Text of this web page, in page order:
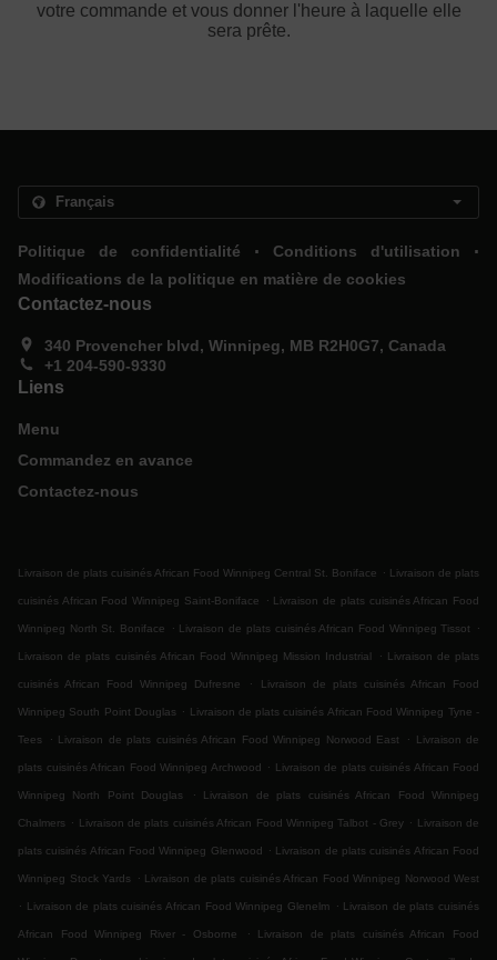
votre commande et vous donner l'heure à laquelle elle
sera prête.
Politique de confidentialité . Conditions d'utilisation .
Modifications de la politique en matière de cookies
Contactez-nous
340 Provencher blvd, Winnipeg, MB R2H0G7, Canada
+1 204-590-9330
Liens
Menu
Commandez en avance
Contactez-nous
Livraison de plats cuisinés African Food Winnipeg Central St. Boniface . Livraison de plats
cuisinés African Food Winnipeg Saint-Boniface . Livraison de plats cuisinés African Food
Winnipeg North St. Boniface . Livraison de plats cuisinés African Food Winnipeg Tissot .
Livraison de plats cuisinés African Food Winnipeg Mission Industrial . Livraison de plats
cuisinés African Food Winnipeg Dufresne . Livraison de plats cuisinés African Food
Winnipeg South Point Douglas . Livraison de plats cuisinés African Food Winnipeg Tyne -
Tees . Livraison de plats cuisinés African Food Winnipeg Norwood East . Livraison de
plats cuisinés African Food Winnipeg Archwood . Livraison de plats cuisinés African Food
Winnipeg North Point Douglas . Livraison de plats cuisinés African Food Winnipeg
Chalmers . Livraison de plats cuisinés African Food Winnipeg Talbot - Grey . Livraison de
plats cuisinés African Food Winnipeg Glenwood . Livraison de plats cuisinés African Food
Winnipeg Stock Yards . Livraison de plats cuisinés African Food Winnipeg Norwood West
. Livraison de plats cuisinés African Food Winnipeg Glenelm . Livraison de plats cuisinés
African Food Winnipeg River - Osborne . Livraison de plats cuisinés African Food